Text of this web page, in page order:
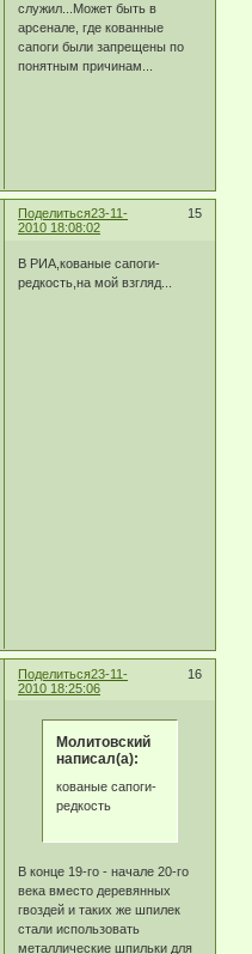
служил...Может быть в
арсенале, где кованные
сапоги были запрещены по
понятным причинам...
Поделиться 15
23-11-
2010 18:08:02
В РИА,кованые сапоги-
редкость,на мой взгляд...
Поделиться 16
23-11-
2010 18:25:06
Молитовский
написал(а):
кованые сапоги-
редкость
В конце 19-го - начале 20-го
века вместо деревянных
гвоздей и таких же шпилек
стали использовать
металлические шпильки для